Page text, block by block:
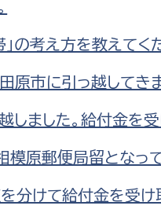
子ども若者部
の考え方を教えてく
市に引っ越してき
ました。給付金を受
原郵便局留となっ
分けて給付金を受け